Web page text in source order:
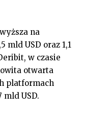
na
mld USD oraz 1,1
w czasie
otwarta
platformach
mld USD.